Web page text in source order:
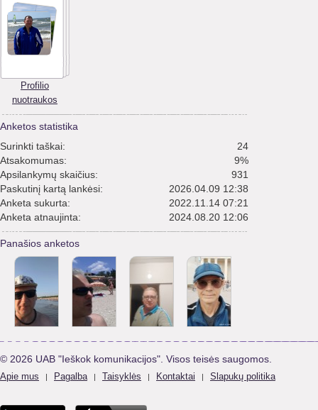
Profilio
nuotraukos
Anketos statistika
Surinkti taškai:
24
Atsakomumas:
9%
Apsilankymų skaičius:
931
Paskutinį kartą lankėsi:
2026.04.09 12:38
Anketa sukurta:
2022.11.14 07:21
Anketa atnaujinta:
2024.08.20 12:06
Panašios anketos
© 2026 UAB "Ieškok komunikacijos". Visos teisės saugomos.
Apie mus | Pagalba | Taisyklės | Kontaktai | Slapukų politika